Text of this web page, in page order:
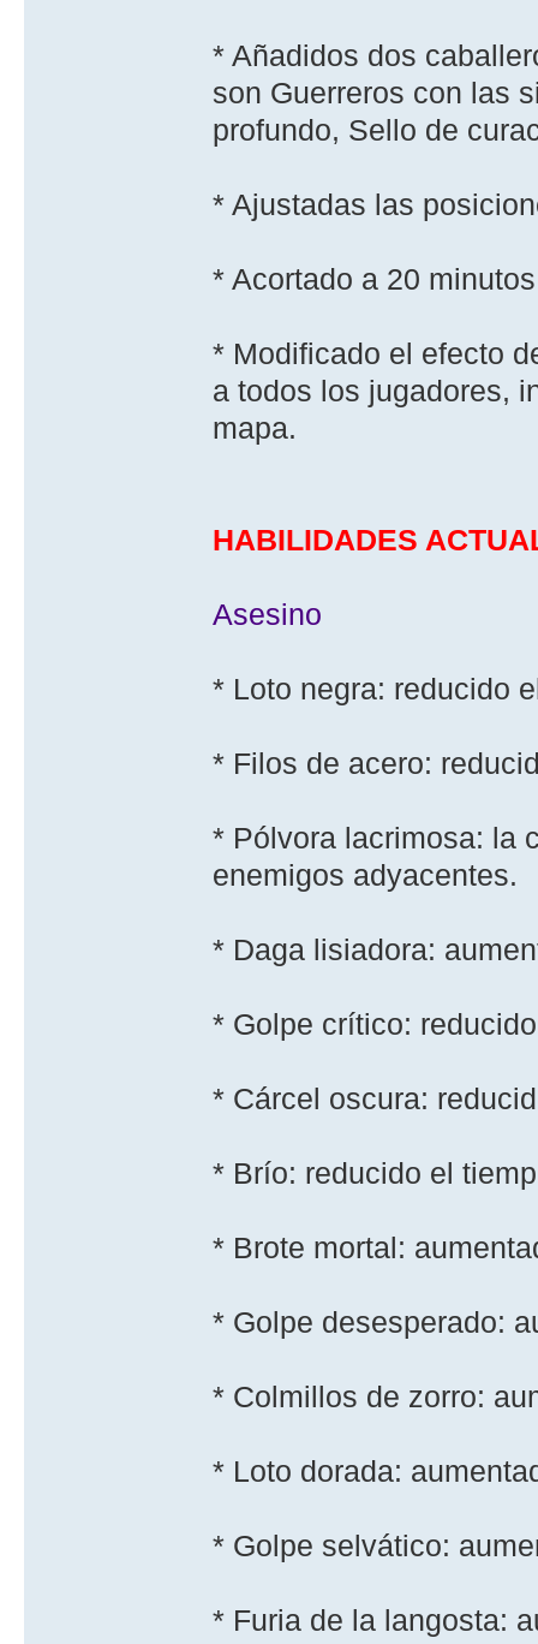
* Añadidos dos
son Guerreros con las
profundo, Sello de
* Ajustadas las
* Acortado a 20
* Modificado el efecto
a todos los jugadores,
mapa.
HABILIDADES
Asesino
* Loto negra: reducido
* Filos de acero:
* Pólvora lacrimosa: la
enemigos adyacentes.
* Daga lisiadora:
* Golpe crí­tico:
* Cárcel oscura:
* Brí­o: reducido el
* Brote mortal:
* Golpe desesperado:
* Colmillos de zorro:
* Loto dorada:
* Golpe selvático:
* Furia de la langosta: